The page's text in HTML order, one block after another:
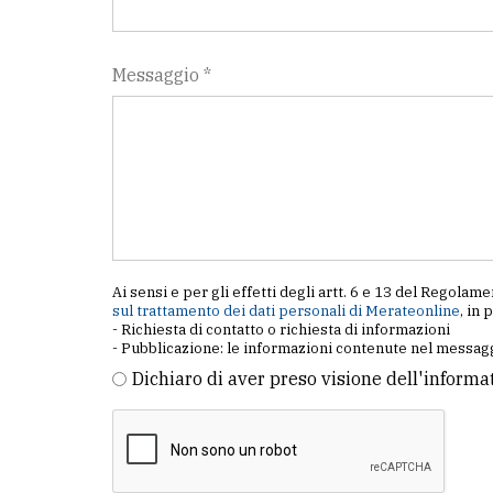
Messaggio *
Ai sensi e per gli effetti degli artt. 6 e 13 del
sul trattamento dei dati personali di Merateonline, in
- Richiesta di contatto o richiesta di informazioni
- Pubblicazione: le informazioni contenute nel
Dichiaro di aver preso visione